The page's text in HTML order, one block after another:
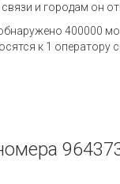
и городам он
400000
к 1 оператору